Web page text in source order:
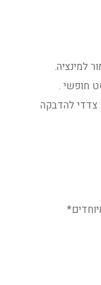
חופשי .
צדדי להדבקה